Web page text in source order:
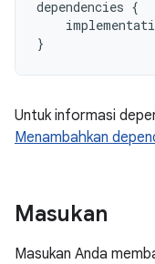
dependencies {
}
Untuk informasi
Menambahkan
Masukan
Masukan Anda